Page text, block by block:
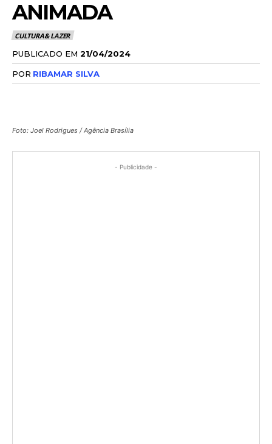
ANIMADA
CULTURA& LAZER
PUBLICADO EM 21/04/2024
POR RIBAMAR SILVA
Foto: Joel Rodrigues / Agência Brasília
- Publicidade -